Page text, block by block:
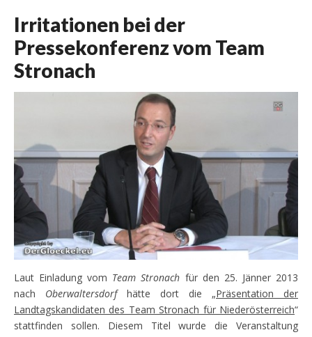
Irritationen bei der
Pressekonferenz vom Team
Stronach
Laut Einladung vom Team Stronach für den 25. Jänner 2013
nach Oberwaltersdorfhätte dort die „Präsentation der
Landtagskandidaten des Team Stronach für Niederösterreich“
stattfinden sollen. Diesem Titel wurde die Veranstaltung